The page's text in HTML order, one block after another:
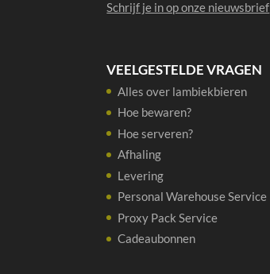
Schrijf je in op onze nieuwsbrief
VEELGESTELDE VRAGEN
Alles over lambiekbieren
Hoe bewaren?
Hoe serveren?
Afhaling
Levering
Personal Warehouse Service
Proxy Pack Service
Cadeaubonnen